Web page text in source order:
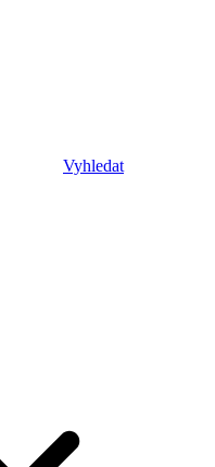
Vyhledat